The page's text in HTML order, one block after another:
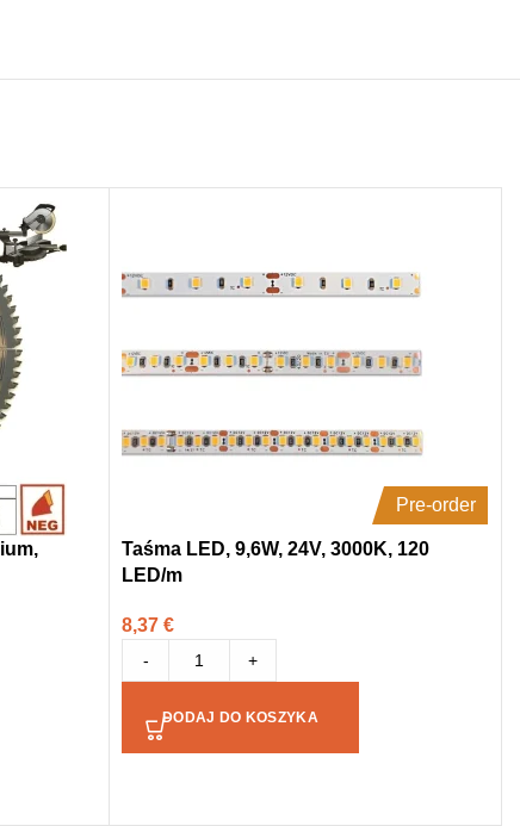
Pre-order
Taśma LED, 9,6W, 24V, 3000K, 120
LED/m
8,37 €
- +
DODAJ DO KOSZYKA